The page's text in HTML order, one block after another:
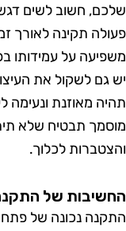
חשוב לשים דגש
תקינה לאורך זמן.
על עמידותו
לשקול את
מאוזנת ונעימה
תבטיח שלא
לכלוך.
של התקנה
נכונה של פתח